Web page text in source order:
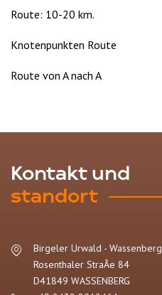
Route: 10-20 km.
Knotenpunkten Route
Route von A nach A
Kontakt und
standort
Birgeler Urwald - Wassenberg
Rosenthaler StraÃe 84
D41849 WASSENBERG